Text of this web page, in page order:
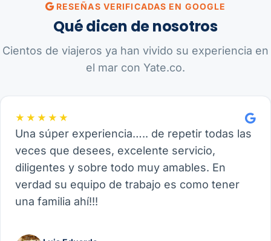
RESEÑAS VERIFICADAS EN GOOGLE
Qué dicen de nosotros
Cientos de viajeros ya han vivido su experiencia en
el mar con Yate.co.
★★★★★
Una súper experiencia….. de repetir todas las
veces que desees, excelente servicio,
diligentes y sobre todo muy amables. En
verdad su equipo de trabajo es como tener
una familia ahí!!!